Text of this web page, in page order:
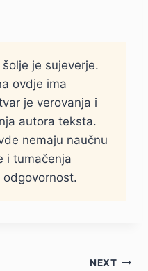
je sujeverje.
ovdje ima
je verovanja i
autora teksta.
nemaju naučnu
i tumačenja
NEXT